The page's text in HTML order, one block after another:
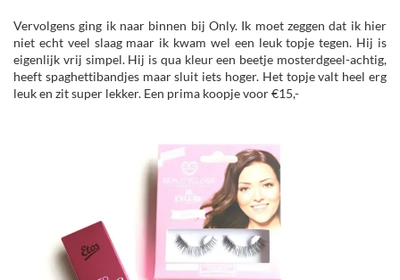
Vervolgens ging ik naar binnen bij Only. Ik moet zeggen dat ik hier
niet echt veel slaag maar ik kwam wel een leuk topje tegen. Hij is
eigenlijk vrij simpel. Hij is qua kleur een beetje mosterdgeel-achtig,
heeft spaghettibandjes maar sluit iets hoger. Het topje valt heel erg
leuk en zit super lekker. Een prima koopje voor €15,-